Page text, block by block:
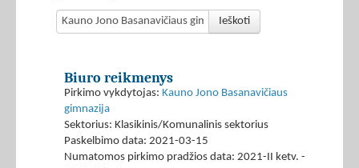
Ieškoti
Biuro reikmenys
Pirkimo vykdytojas: Kauno Jono Basanavičiaus
gimnazija
Sektorius: Klasikinis/Komunalinis sektorius
Paskelbimo data: 2021-03-15
Numatomos pirkimo pradžios data: 2021-II ketv. -